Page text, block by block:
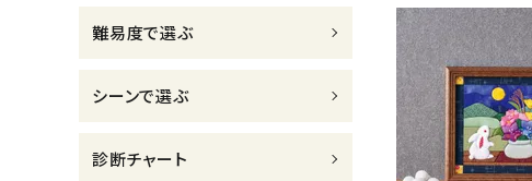
お問い合わせ
ACCOUNT MENU
ログイン person
難易度で選ぶ
シーンで選ぶ
診断チャート